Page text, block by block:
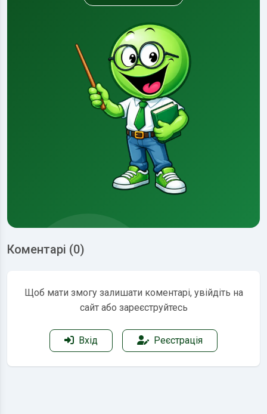
Коментарі (0)
Щоб мати змогу залишати коментарі, увійдіть на
сайт або зареєструйтесь
Вхід Реєстрація